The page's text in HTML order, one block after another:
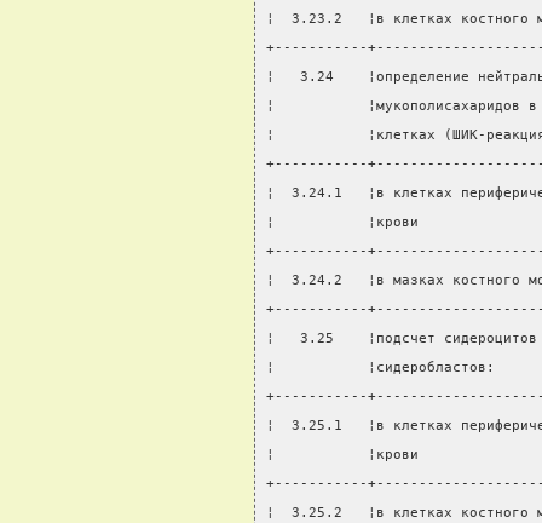
¦  3.23.2   ¦в клетках костного
+-----------
¦   3.24    ¦определение
¦
¦           ¦клетках (ШИК-
+-----------
¦  3.24.1   ¦в клетках
¦           ¦крови
+-----------
¦  3.24.2   ¦в мазках костного
+-----------
¦   3.25    ¦подсчет
¦
+-----------
¦  3.25.1   ¦в клетках
¦           ¦крови
+-----------
¦  3.25.2   ¦в клетках костного